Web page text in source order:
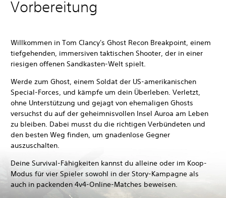
Vorbereitung
Willkommen in Tom Clancy's Ghost Recon Breakpoint, einem
tiefgehenden, immersiven taktischen Shooter, der in einer
riesigen offenen Sandkasten-Welt spielt.
Werde zum Ghost, einem Soldat der US-amerikanischen
Special-Forces, und kämpfe um dein Überleben. Verletzt,
ohne Unterstützung und gejagt von ehemaligen Ghosts
versuchst du auf der geheimnisvollen Insel Auroa am Leben
zu bleiben. Dabei musst du die richtigen Verbündeten und
den besten Weg finden, um gnadenlose Gegner
auszuschalten.
Deine Survival-Fähigkeiten kannst du alleine oder im Koop-
Modus für vier Spieler sowohl in der Story-Kampagne als
auch in packenden 4v4-Online-Matches beweisen.